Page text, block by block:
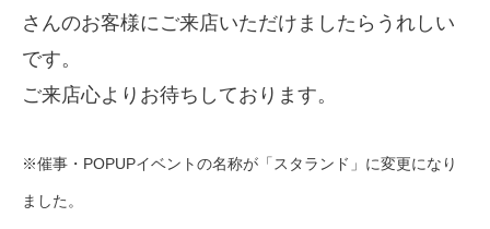
さんのお客様にご来店いただけましたらうれしい
です。
ご来店心よりお待ちしております。
※催事・POPUPイベントの名称が「スタランド」に変更になり
ました。